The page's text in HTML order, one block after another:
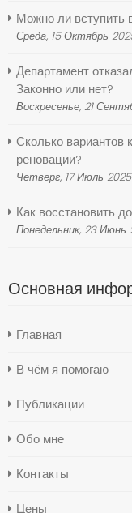
Можно ли вступить
Среда, 15 Октябрь
Департамент
Законно или нет?
Воскресенье, 21
Сколько вариантов
реновации?
Четверг, 17 Июль 2025
Как восстановить
Понедельник, 23 Июнь
Основная
Главная
В чём я помогаю
Публикации
Обо мне
Контакты
Цены